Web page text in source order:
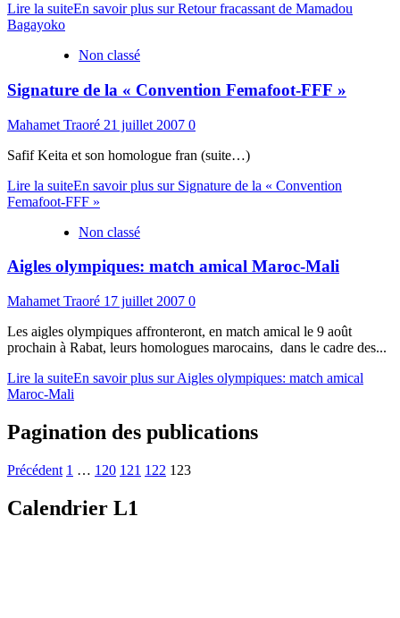
Lire la suiteEn savoir plus sur Retour fracassant de Mamadou
Bagayoko
Non classé
Signature de la « Convention Femafoot-FFF »
Mahamet Traoré 21 juillet 2007 0
Safif Keita et son homologue fran (suite…)
Lire la suiteEn savoir plus sur Signature de la « Convention
Femafoot-FFF »
Non classé
Aigles olympiques: match amical Maroc-Mali
Mahamet Traoré 17 juillet 2007 0
Les aigles olympiques affronteront, en match amical le 9 août
prochain à Rabat, leurs homologues marocains, dans le cadre des...
Lire la suiteEn savoir plus sur Aigles olympiques: match amical
Maroc-Mali
Pagination des publications
Précédent 1 … 120 121 122 123
Calendrier L1